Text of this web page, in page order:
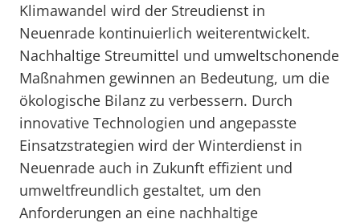
Klimawandel wird der Streudienst in
Neuenrade kontinuierlich weiterentwickelt.
Nachhaltige Streumittel und umweltschonende
Maßnahmen gewinnen an Bedeutung, um die
ökologische Bilanz zu verbessern. Durch
innovative Technologien und angepasste
Einsatzstrategien wird der Winterdienst in
Neuenrade auch in Zukunft effizient und
umweltfreundlich gestaltet, um den
Anforderungen an eine nachhaltige